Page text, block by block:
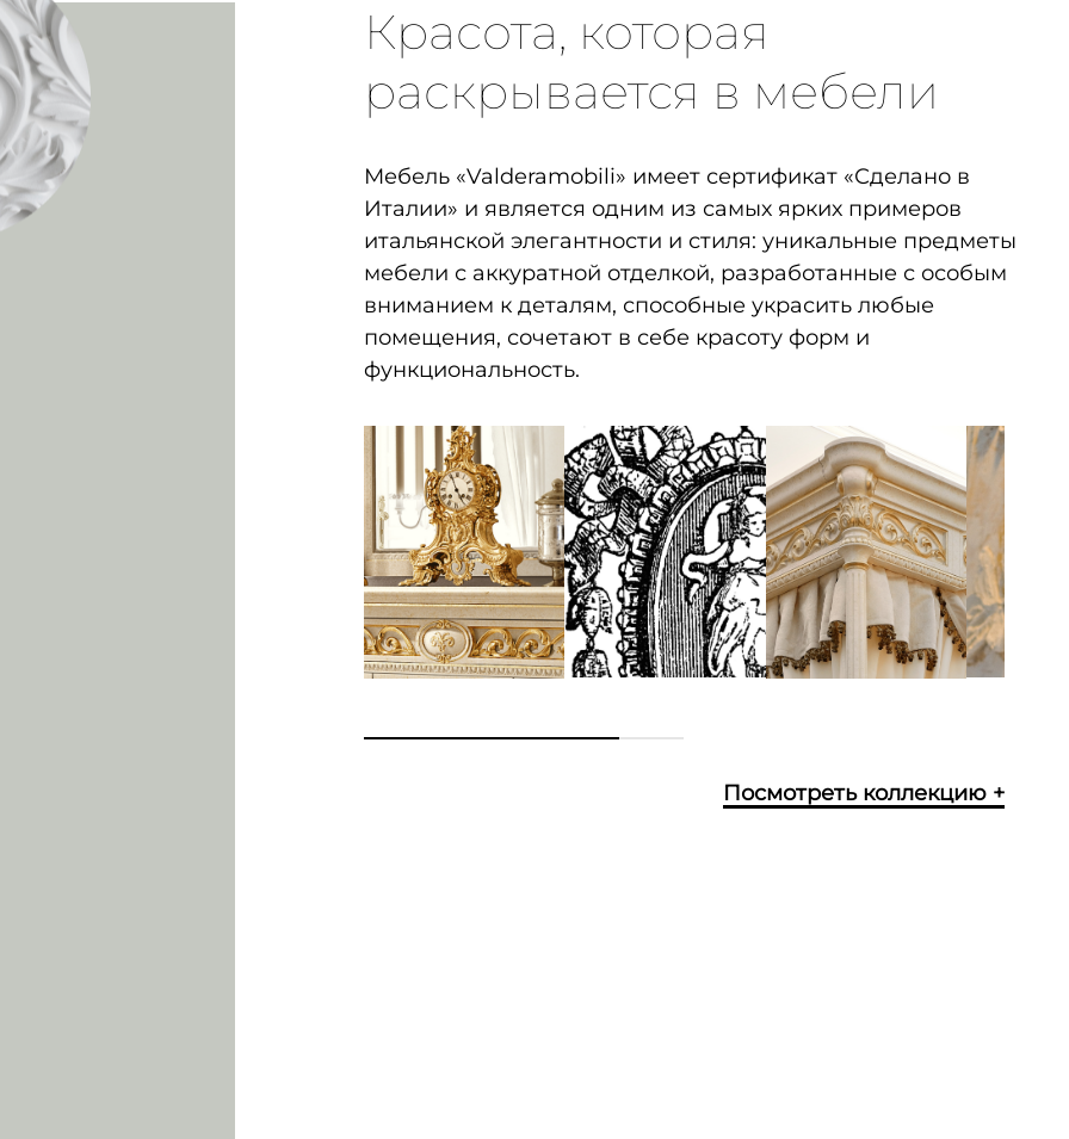
Красота, которая
раскрывается в мебели
Мебель «Valderamobili» имеет сертификат «Сделано в
Италии» и является одним из самых ярких примеров
итальянской элегантности и стиля: уникальные предметы
мебели с аккуратной отделкой, разработанные с особым
вниманием к деталям, способные украсить любые
помещения, сочетают в себе красоту форм и
функциональность.
Посмотреть коллекцию +